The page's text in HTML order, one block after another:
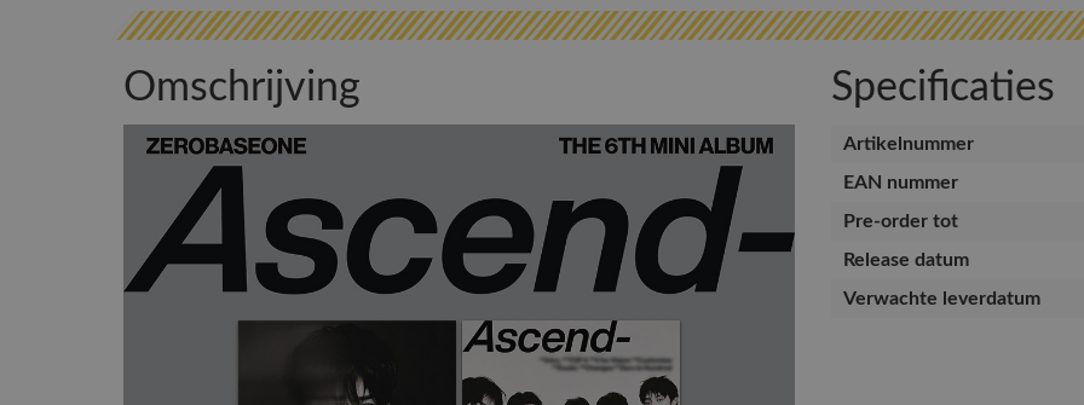
Omschrijving Specificaties
Artikelnummer
EAN nummer
Pre-order tot
Release datum
Verwachte leverdatum